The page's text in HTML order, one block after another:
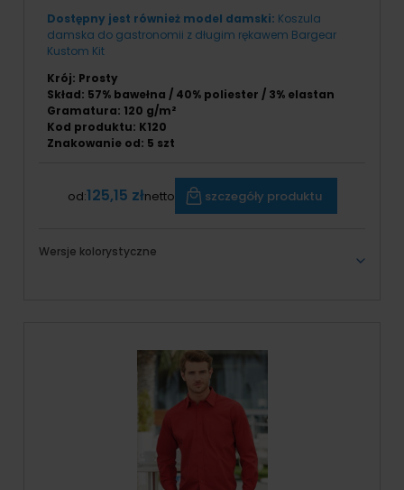
Dostępny jest również model damski: Koszula
damska do gastronomii z długim rękawem Bargear
Kustom Kit
Krój: Prosty
Skład: 57% bawełna / 40% poliester / 3% elastan
Gramatura: 120 g/m²
Kod produktu: K120
Znakowanie od: 5 szt
od:125,15 złnetto szczegóły produktu
Wersje kolorystyczne